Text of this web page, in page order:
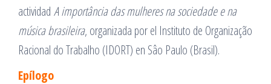
actividad A importância das mulheres na sociedade e na
música brasileira, organizada por el Instituto de Organização
Racional do Trabalho (IDORT) en Sâo Paulo (Brasil).
Epílogo